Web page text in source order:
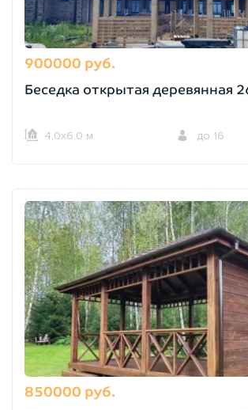
900000 руб.
Беседка открытая деревянная
4,0х6,0 м. до 16
850000 руб.